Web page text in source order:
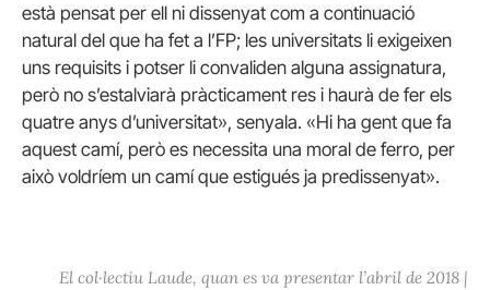
està pensat per ell ni dissenyat com a continuació
natural del que ha fet a l’FP; les universitats li exigeixen
uns requisits i potser li convaliden alguna assignatura,
però no s’estalviarà pràcticament res i haurà de fer els
quatre anys d’universitat», senyala. «Hi ha gent que fa
aquest camí, però es necessita una moral de ferro, per
això voldríem un camí que estigués ja predissenyat».
El col·lectiu Laude, quan es va presentar l’abril de 2018 |